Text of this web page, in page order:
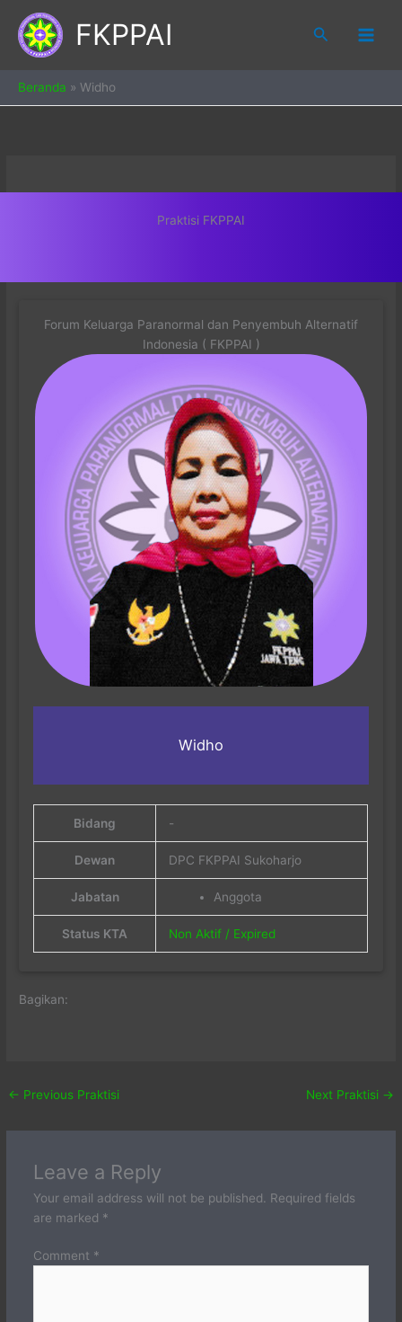
content
FKPPAI Search
Beranda » Widho
Praktisi FKPPAI
Forum Keluarga Paranormal dan Penyembuh Alternatif
Indonesia ( FKPPAI )
Widho
Bidang -
Dewan DPC FKPPAI Sukoharjo
Jabatan Anggota
Status KTA Non Aktif / Expired
Bagikan:
← Previous Praktisi Next Praktisi →
Leave a Reply
Your email address will not be published.
Required fields
are marked *
Comment *